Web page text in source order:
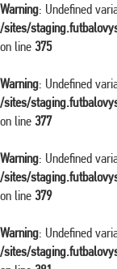
Warning: Undefined
/sites/
on line 375
Warning: Undefined
/sites/
on line 377
Warning: Undefined
/sites/
on line 379
Warning: Undefined
/sites/